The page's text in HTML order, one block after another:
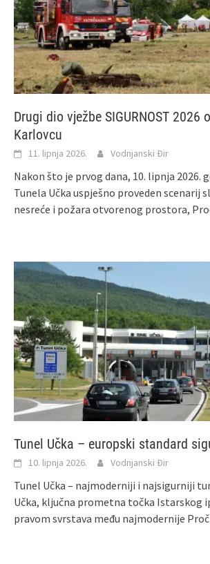
Drugi dio vježbe SIGURNOST 2026
Karlovcu
11. lipnja 2026. Vodnjanski Đir
Nakon što je prvog dana, 10. lipnja 2026.
Tunela Učka uspješno proveden scenarij
nesreće i požara otvorenog prostora,
Tunel Učka – europski standard
10. lipnja 2026. Vodnjanski Đir
Tunel Učka – najmoderniji i najsigurniji
Učka, ključna prometna točka Istarskog
pravom svrstava među najmodernije